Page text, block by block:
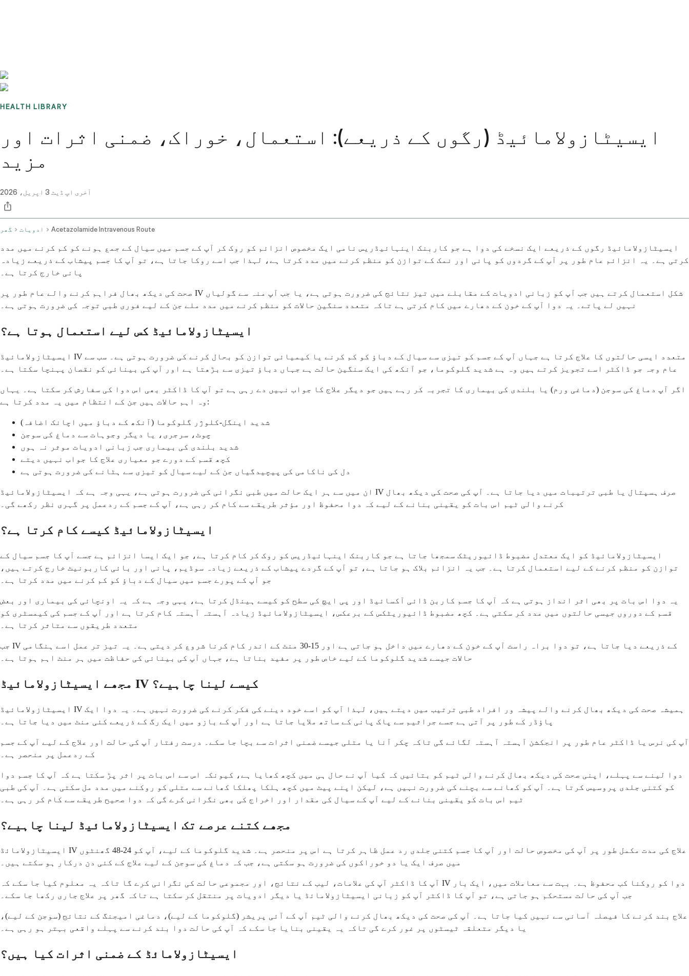
HEALTH LIBRARY
ایسیٹازولامائیڈ (رگوں کے ذریعے): استعمال، خوراک، ضمنی اثرات اور
مزید
آخری اپ ڈیٹ 3 اپریل، 2026
گھر ادویات Acetazolamide Intravenous Route
ایسیٹازولامائیڈ رگوں کے ذریعے ایک نسخے کی دوا ہے جو کاربنک اینہائیڈریس نامی ایک مخصوص انزائم کو روک کر آپ کے جسم میں سیال کے جمع ہونے کو کم کرنے میں مدد
کرتی ہے۔ یہ انزائم عام طور پر آپ کے گردوں کو پانی اور نمک کے توازن کو منظم کرنے میں مدد کرتا ہے، لہذا جب اسے روکا جاتا ہے، تو آپ کا جسم پیشاب کے ذریعے زیادہ
پانی خارج کرتا ہے۔
صحت کی دیکھ بھال فراہم کرنے والے عام طور پر IV شکل استعمال کرتے ہیں جب آپ کو زبانی ادویات کے مقابلے میں تیز نتائج کی ضرورت ہوتی ہے، یا جب آپ منہ سے گولیاں
نہیں لے پاتے۔ یہ دوا آپ کے خون کے دھارے میں کام کرتی ہے تاکہ متعدد سنگین حالات کو منظم کرنے میں مدد ملے جن کے لیے فوری طبی توجہ کی ضرورت ہوتی ہے۔
ایسیٹازولامائیڈ کس لیے استعمال ہوتا ہے؟
ایسیٹازولامائیڈ IV متعدد ایسی حالتوں کا علاج کرتا ہے جہاں آپ کے جسم کو تیزی سے سیال کے دباؤ کو کم کرنے یا کیمیائی توازن کو بحال کرنے کی ضرورت ہوتی ہے۔ سب سے
عام وجہ جو ڈاکٹر اسے تجویز کرتے ہیں وہ ہے شدید گلوکوما، جو آنکھ کی ایک سنگین حالت ہے جہاں دباؤ تیزی سے بڑھتا ہے اور آپ کی بینائی کو نقصان پہنچا سکتا ہے۔
اگر آپ دماغ کی سوجن (دماغی ورم) یا بلندی کی بیماری کا تجربہ کر رہے ہیں جو دیگر علاج کا جواب نہیں دے رہی ہے تو آپ کا ڈاکٹر بھی اس دوا کی سفارش کر سکتا ہے۔ یہاں
وہ اہم حالات ہیں جن کے انتظام میں یہ مدد کرتا ہے:
شدید اینگل-کلوژر گلوکوما (آنکھ کے دباؤ میں اچانک اضافہ)
چوٹ، سرجری، یا دیگر وجوہات سے دماغ کی سوجن
شدید بلندی کی بیماری جب زبانی ادویات موثر نہ ہوں
کچھ قسم کے دورے جو معیاری علاج کا جواب نہیں دیتے
دل کی ناکامی کی پیچیدگیاں جن کے لیے سیال کو تیزی سے ہٹانے کی ضرورت ہوتی ہے
ان میں سے ہر ایک حالت میں طبی نگرانی کی ضرورت ہوتی ہے، یہی وجہ ہے کہ ایسیٹازولامائیڈ IV صرف ہسپتال یا طبی ترتیبات میں دیا جاتا ہے۔ آپ کی صحت کی دیکھ بھال
کرنے والی ٹیم اس بات کو یقینی بنانے کے لیے کہ دوا محفوظ اور مؤثر طریقے سے کام کر رہی ہے، آپ کے جسم کے ردعمل پر گہری نظر رکھے گی۔
ایسیٹازولامائیڈ کیسے کام کرتا ہے؟
ایسیٹازولامائیڈ کو ایک معتدل مضبوط ڈائیوریٹک سمجھا جاتا ہے جو کاربنک اینہائیڈریس کو روک کر کام کرتا ہے، جو ایک ایسا انزائم ہے جسے آپ کا جسم سیال کے
توازن کو منظم کرنے کے لیے استعمال کرتا ہے۔ جب یہ انزائم بلاک ہو جاتا ہے، تو آپ کے گردے پیشاب کے ذریعے زیادہ سوڈیم، پانی اور بائی کاربونیٹ خارج کرتے ہیں،
جو آپ کے پورے جسم میں سیال کے دباؤ کو کم کرنے میں مدد کرتا ہے۔
یہ دوا اس بات پر بھی اثر انداز ہوتی ہے کہ آپ کا جسم کاربن ڈائی آکسائیڈ اور پی ایچ کی سطح کو کیسے ہینڈل کرتا ہے، یہی وجہ ہے کہ یہ اونچائی کی بیماری اور بعض
قسم کے دوروں جیسی حالتوں میں مدد کر سکتی ہے۔ کچھ مضبوط ڈائیوریٹکس کے برعکس، ایسیٹازولامائیڈ زیادہ آہستہ آہستہ کام کرتا ہے اور آپ کے جسم کی کیمسٹری کو
متعدد طریقوں سے متاثر کرتا ہے۔
جب IV کے ذریعے دیا جاتا ہے، تو دوا براہ راست آپ کے خون کے دھارے میں داخل ہو جاتی ہے اور 15-30 منٹ کے اندر کام کرنا شروع کر دیتی ہے۔ یہ تیز تر عمل اسے ہنگامی
حالات جیسے شدید گلوکوما کے لیے خاص طور پر مفید بناتا ہے، جہاں آپ کی بینائی کی حفاظت میں ہر منٹ اہم ہوتا ہے۔
مجھے ایسیٹازولامائیڈ IV کیسے لینا چاہیے؟
ایسیٹازولامائیڈ IV ہمیشہ صحت کی دیکھ بھال کرنے والے پیشہ ور افراد طبی ترتیب میں دیتے ہیں، لہذا آپ کو اسے خود دینے کی فکر کرنے کی ضرورت نہیں ہے۔ یہ دوا ایک
پاؤڈر کے طور پر آتی ہے جسے جراثیم سے پاک پانی کے ساتھ ملایا جاتا ہے اور آپ کے بازو میں ایک رگ کے ذریعے کئی منٹ میں دیا جاتا ہے۔
آپ کی نرس یا ڈاکٹر عام طور پر انجکشن آہستہ آہستہ لگائے گی تاکہ چکر آنا یا متلی جیسے ضمنی اثرات سے بچا جا سکے۔ درست رفتار آپ کی حالت اور علاج کے لیے آپ کے جسم
کے ردعمل پر منحصر ہے۔
دوا لینے سے پہلے، اپنی صحت کی دیکھ بھال کرنے والی ٹیم کو بتائیں کہ کیا آپ نے حال ہی میں کچھ کھایا ہے، کیونکہ اس سے اس بات پر اثر پڑ سکتا ہے کہ آپ کا جسم دوا
کو کتنی جلدی پروسیس کرتا ہے۔ آپ کو کھانے سے بچنے کی ضرورت نہیں ہے، لیکن اپنے پیٹ میں کچھ ہلکا پھلکا کھانے سے متلی کو روکنے میں مدد مل سکتی ہے۔ آپ کی طبی
ٹیم اس بات کو یقینی بنانے کے لیے آپ کے سیال کی مقدار اور اخراج کی بھی نگرانی کرے گی کہ دوا صحیح طریقے سے کام کر رہی ہے۔
مجھے کتنے عرصے تک ایسیٹازولامائیڈ لینا چاہیے؟
ایسیٹازولامائڈ IV علاج کی مدت مکمل طور پر آپ کی مخصوص حالت اور آپ کا جسم کتنی جلدی رد عمل ظاہر کرتا ہے اس پر منحصر ہے۔ شدید گلوکوما کے لیے، آپ کو 24-48 گھنٹوں
میں صرف ایک یا دو خوراکوں کی ضرورت ہو سکتی ہے، جب کہ دماغ کی سوجن کے لیے علاج کے کئی دن درکار ہو سکتے ہیں۔
آپ کا ڈاکٹر آپ کی علامات، لیب کے نتائج، اور مجموعی حالت کی نگرانی کرے گا تاکہ یہ معلوم کیا جا سکے کہ IV دوا کو روکنا کب محفوظ ہے۔ بہت سے معاملات میں، ایک بار
جب آپ کی حالت مستحکم ہو جاتی ہے، تو آپ کا ڈاکٹر آپ کو زبانی ایسیٹازولامائڈ یا دیگر ادویات پر منتقل کر سکتا ہے تاکہ گھر پر علاج جاری رکھا جا سکے۔
علاج بند کرنے کا فیصلہ آسانی سے نہیں کیا جاتا ہے۔ آپ کی صحت کی دیکھ بھال کرنے والی ٹیم آپ کے آئی پریشر (گلوکوما کے لیے)، دماغی امیجنگ کے نتائج (سوجن کے لیے)،
یا دیگر متعلقہ ٹیسٹوں پر غور کرے گی تاکہ یہ یقینی بنایا جا سکے کہ آپ کی حالت دوا بند کرنے سے پہلے واقعی بہتر ہو رہی ہے۔
ایسیٹازولامائڈ کے ضمنی اثرات کیا ہیں؟